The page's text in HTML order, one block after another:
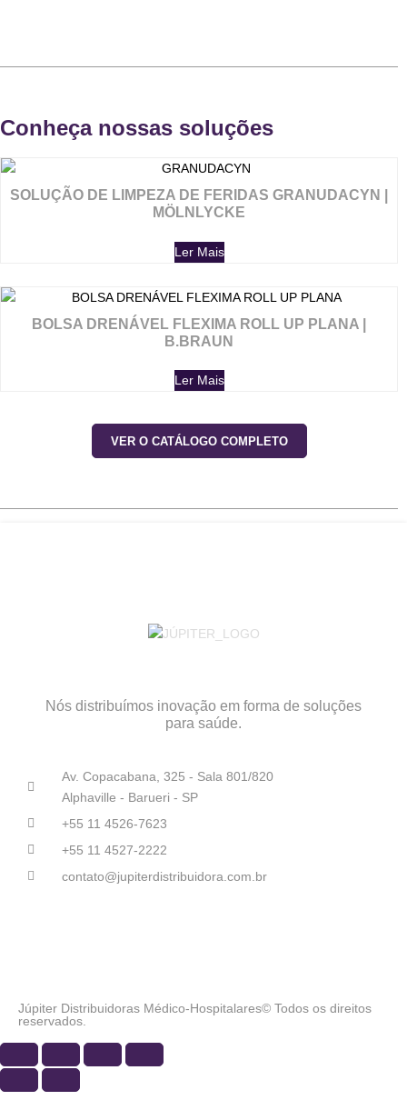
Conheça nossas soluções
SOLUÇÃO DE LIMPEZA DE FERIDAS GRANUDACYN |
MÖLNLYCKE
Ler Mais
BOLSA DRENÁVEL FLEXIMA ROLL UP PLANA |
B.BRAUN
Ler Mais
VER O CATÁLOGO COMPLETO
Nós distribuímos inovação em forma de soluções
para saúde.
Av. Copacabana, 325 - Sala 801/820
Alphaville - Barueri - SP
+55 11 4526-7623
+55 11 4527-2222
contato@jupiterdistribuidora.com.br
Júpiter Distribuidoras Médico-Hospitalares© Todos os direitos
reservados.